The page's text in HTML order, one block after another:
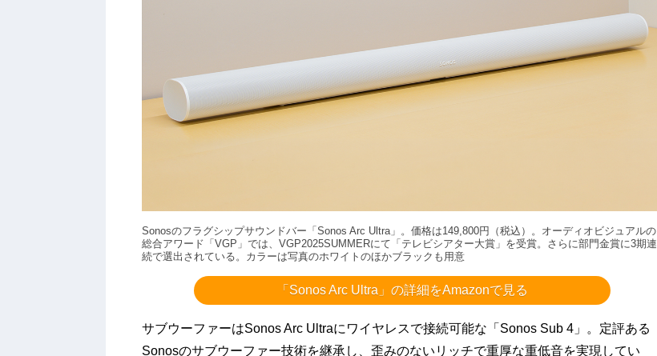
Sonosのフラグシップサウンドバー「Sonos Arc Ultra」。価格は149,800円（税込）。オーディオビジュアルの
総合アワード「VGP」では、VGP2025SUMMERにて「テレビシアター大賞」を受賞。さらに部門金賞に3期連
続で選出されている。カラーは写真のホワイトのほかブラックも用意
「Sonos Arc Ultra」の詳細をAmazonで見る
サブウーファーはSonos Arc Ultraにワイヤレスで接続可能な「Sonos Sub 4」。定評ある
Sonosのサブウーファー技術を継承し、歪みのないリッチで重厚な重低音を実現してい